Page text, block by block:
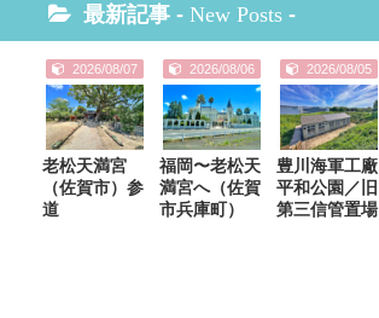
最新記事 - New Posts -
2026/08/07
老松天満宮
（佐賀市）参
道
2026/08/06
福岡〜老松天
満宮へ（佐賀
市兵庫町）
2026/08/05
豊川海軍工廠
平和公園／旧
第三信管置場